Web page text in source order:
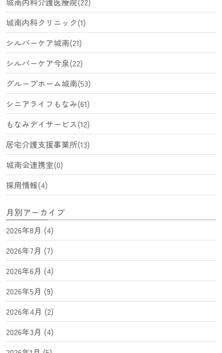
城南内科クリニック(1)
シルバーケア城南(21)
シルバーケア今泉(22)
グループホーム城南(53)
シニアライフもなみ(61)
もなみデイサービス(12)
居宅介護支援事業所(13)
城南会連携室(0)
採用情報(4)
月別アーカイブ
2026年8月 (4)
2026年7月 (7)
2026年6月 (4)
2026年5月 (9)
2026年4月 (2)
2026年3月 (4)